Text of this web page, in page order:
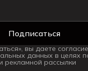
Подписаться
вы даете
данных в целях
рекламной рассылки